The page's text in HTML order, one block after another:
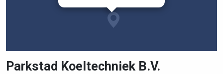
Parkstad Koeltechniek B.V.